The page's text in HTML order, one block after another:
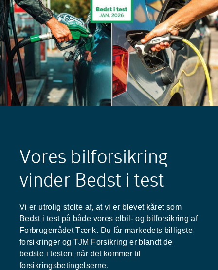
Vores bilforsikring
vinder Bedst i test
Vi er utrolig stolte af, at vi er blevet kåret som
Bedst i test på både vores elbil- og bilforsikring af
Forbrugerrådet Tænk. Du får markedets billigste
forsikringer og TJM Forsikring er blandt de
bedste i testen, når det kommer til
forsikringsbetingelserne.